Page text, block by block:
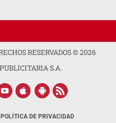
RESERVADOS ©2026
S.A.
POLÍTICA DE PRIVACIDAD